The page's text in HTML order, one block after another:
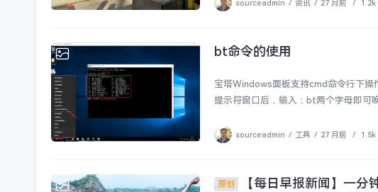
sourceadmin / 资讯 / 27 月前 / 1.2k
bt命令的使用
宝塔Windows面板支持cmd命令行下操
提示符窗口后，输入：bt两个字母即可
sourceadmin / 工具 / 27 月前 / 1.5k
资讯
原创 【每日早报新闻】一分